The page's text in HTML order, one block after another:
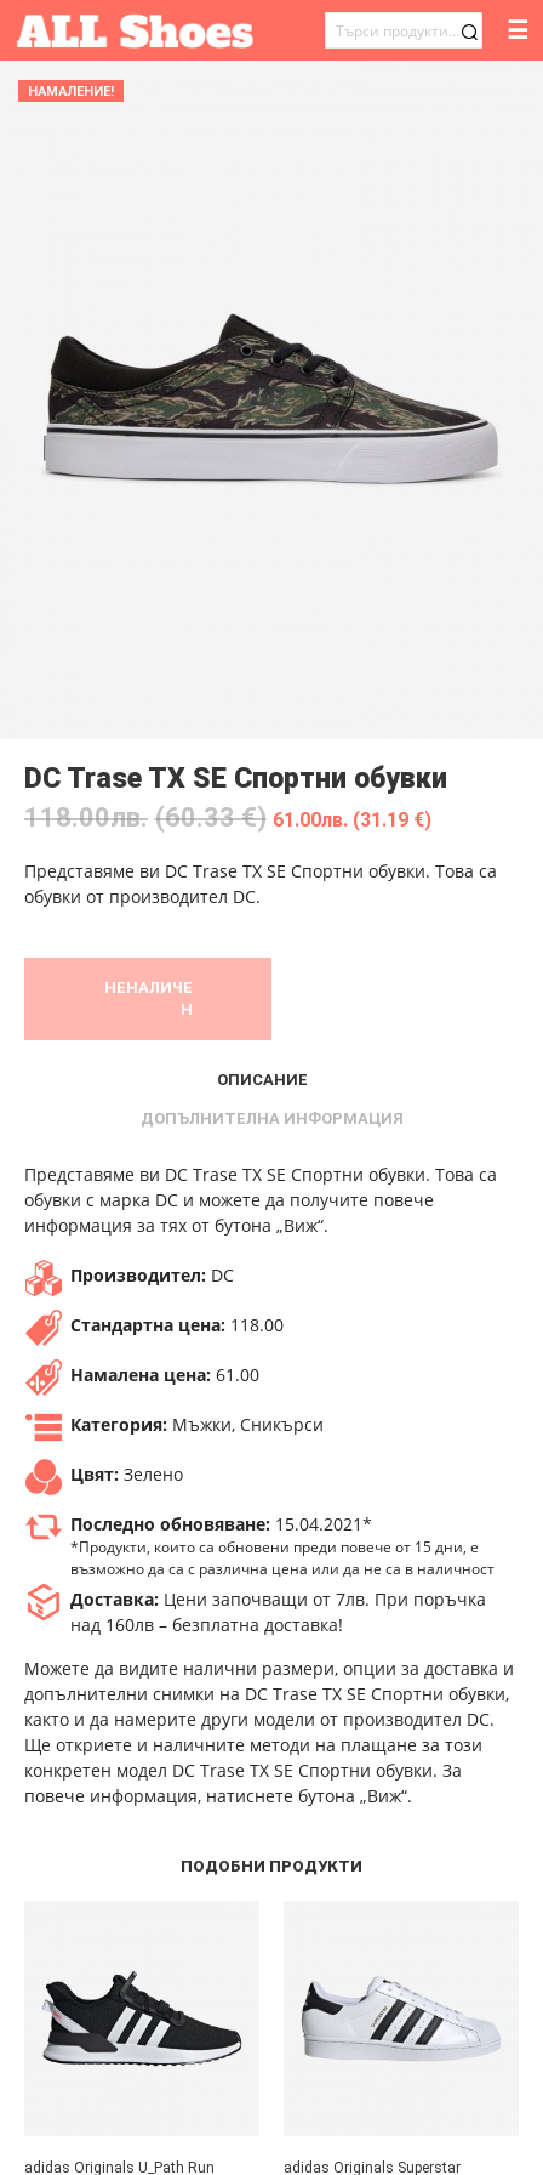
ТЪРСЕНЕ
☰
НАМАЛЕНИЕ!
DC Trase TX SE Спортни обувки
118.00лв. (60.33 €) 61.00лв. (31.19 €)
Представяме ви DC Trase TX SE Спортни обувки. Това са
обувки от производител DC.
НЕНАЛИЧЕ
Н
ОПИСАНИЕ
ДОПЪЛНИТЕЛНА ИНФОРМАЦИЯ
Представяме ви DC Trase TX SE Спортни обувки. Това са
обувки с марка DC и можете да получите повече
информация за тях от бутона „Виж“.
Производител: DC
Стандартна цена: 118.00
Намалена цена: 61.00
Категория: Мъжки, Сникърси
Цвят: Зелено
Последно обновяване: 15.04.2021*
*Продукти, които са обновени преди повече от 15 дни, е
възможно да са с различна цена или да не са в наличност
Доставка: Цени започващи от 7лв. При поръчка
над 160лв – безплатна доставка!
Можете да видите налични размери, опции за доставка и
допълнителни снимки на DC Trase TX SE Спортни обувки,
както и да намерите други модели от производител DC.
Ще откриете и наличните методи на плащане за този
конкретен модел DC Trase TX SE Спортни обувки. За
повече информация, натиснете бутона „Виж“.
ПОДОБНИ ПРОДУКТИ
adidas Originals U_Path Run adidas Originals Superstar